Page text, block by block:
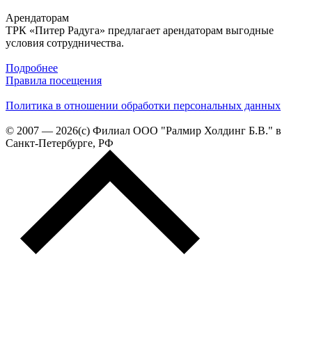
Арендаторам
ТРК «Питер Радуга» предлагает арендаторам выгодные
условия сотрудничества.
Подробнее
Правила посещения
Политика в отношении обработки персональных данных
© 2007 — 2026(c) Филиал ООО "Ралмир Холдинг Б.В." в
Санкт-Петербурге, РФ